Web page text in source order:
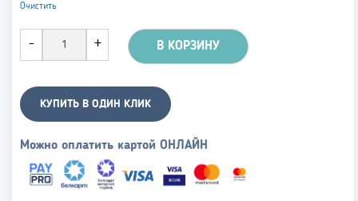
Очистить
В КОРЗИНУ
КУПИТЬ В ОДИН КЛИК
Можно оплатить картой ОНЛАЙН